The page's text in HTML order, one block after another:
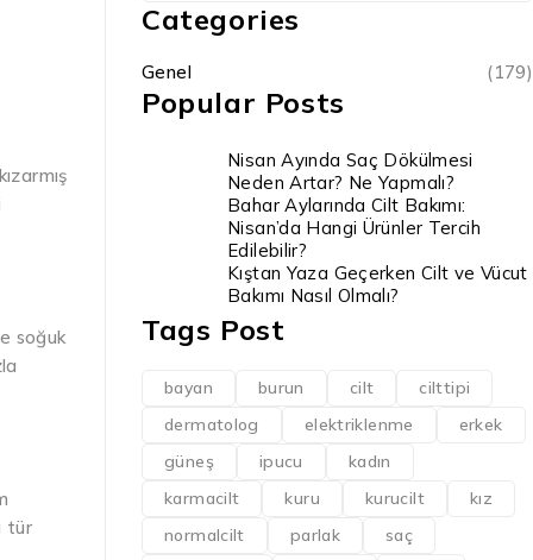
soğuk
tür
Categories
Genel (179)
Popular Posts
Nisan Ayında Saç Dökülmesi
Neden Artar? Ne Yapmalı?
Bahar Aylarında Cilt Bakımı:
Nisan’da Hangi Ürünler Tercih
Edilebilir?
Kıştan Yaza Geçerken Cilt ve Vücut
Bakımı Nasıl Olmalı?
Tags Post
bayan burun cilt
cilttipi
dermatolog
elektriklenme
erkek
güneş
ipucu
kadın
karmacilt
kuru kurucilt
kız
normalcilt
parlak
saç